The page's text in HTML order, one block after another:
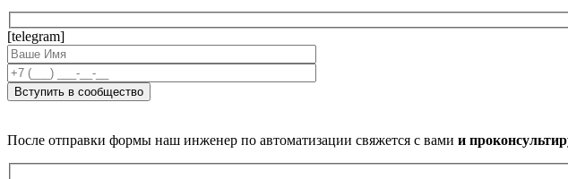
[telegram]
После отправки формы наш инженер по автоматизации свяжется с вами и